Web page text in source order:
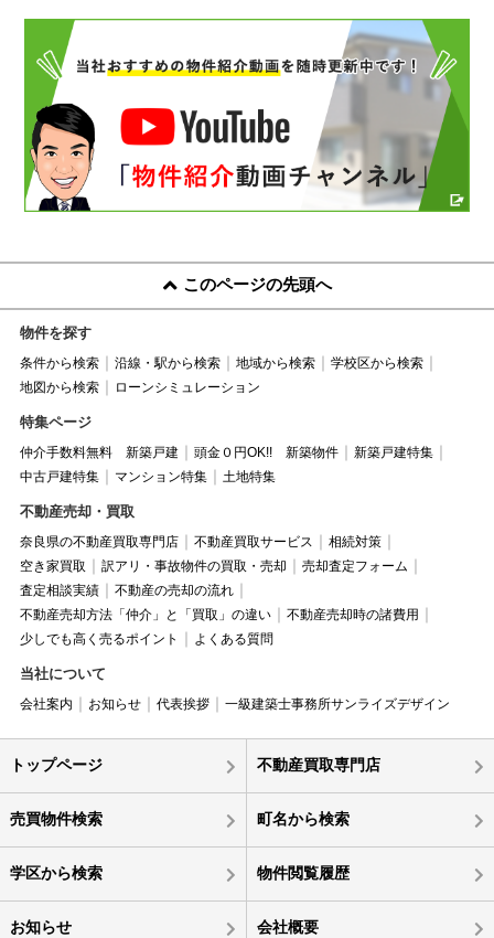
このページの先頭へ
物件を探す
条件から検索 沿線・駅から検索 地域から検索
学校区から検索
地図から検索
ローンシミュレーション
特集ページ
仲介手数料無料 新築戸建 頭金０円OK!! 新築物件
新築戸建特集
中古戸建特集
マンション特集 土地特集
不動産売却・買取
奈良県の不動産買取専門店 不動産買取サービス
相続対策
空き家買取
訳アリ・事故物件の買取・売却
売却査定フォーム
査定相談実績
不動産の売却の流れ
不動産売却方法「仲介」と「買取」の違い
不動産売却時の諸費用
少しでも高く売るポイント
よくある質問
当社について
会社案内 お知らせ 代表挨拶 一級建築士事務所サンライズデザイン
トップページ 不動産買取専門店
売買物件検索 町名から検索
学区から検索 物件閲覧履歴
お知らせ 会社概要